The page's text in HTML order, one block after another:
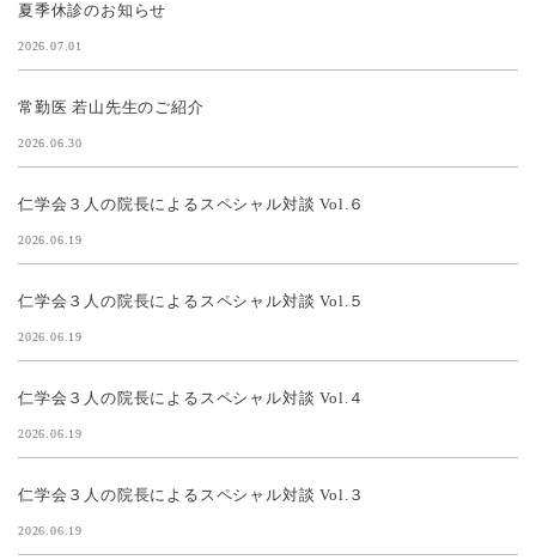
夏季休診のお知らせ
2026.07.01
常勤医 若山先生のご紹介
2026.06.30
仁学会３人の院長によるスペシャル対談 Vol.６
2026.06.19
仁学会３人の院長によるスペシャル対談 Vol.５
2026.06.19
仁学会３人の院長によるスペシャル対談 Vol.４
2026.06.19
仁学会３人の院長によるスペシャル対談 Vol.３
2026.06.19